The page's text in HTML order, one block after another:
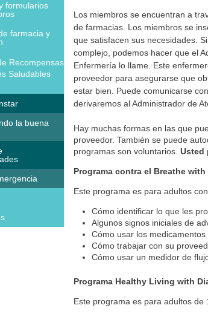
formularios
farmacia y
Recompensas
Saludables
la buena
Los miembros se encuentran a
de farmacias. Los miembros se
que satisfacen sus necesidades.
complejo, podemos hacer que el
Enfermería lo llame. Este
proveedor para asegurarse que
estar bien. Puede comunicarse
derivaremos al Administrador de
Hay muchas formas en las que
proveedor. También se puede
programas son voluntarios.Usted
Programa contra el Breathe with
Este programa es para adultos
Cómo identificar lo que les
Algunos signos iniciales de
Cómo usar los
Cómo trabajar con su
Cómo usar un medidor de
Programa Healthy Living with
Este programa es para adultos